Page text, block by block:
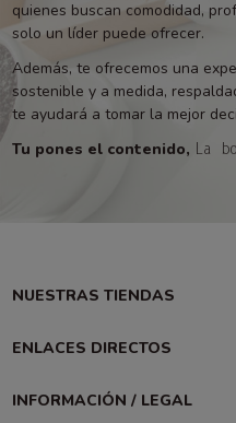
quienes buscan comodidad,
solo un líder puede ofrecer.
Además, te ofrecemos una
sostenible y a medida,
te ayudará a tomar la mejor
Tu pones el contenido, La
NUESTRAS TIENDAS
ENLACES DIRECTOS
INFORMACIÓN / LEGAL